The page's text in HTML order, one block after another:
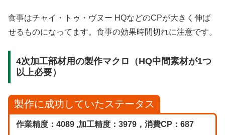
食事はチャイ・トゥ・ヴヌー HQなどのCPが大きく伸ば
せるものになってます。食事の効果時間切れに注意です。
4次加工部材用の製作マクロ（HQ中間素材が1つ
以上必要）
製作に成功していたステータス
作業精度：4089 ,加工精度：3979，消費CP：687